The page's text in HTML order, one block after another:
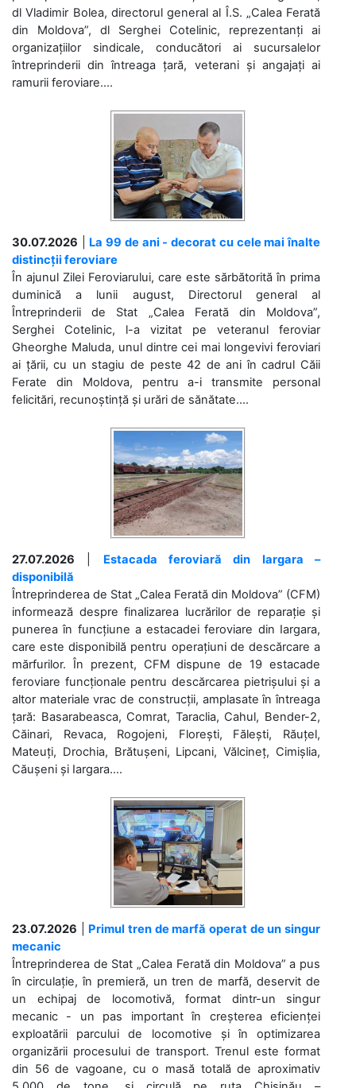
dl Vladimir Bolea, directorul general al Î.S. „Calea Ferată
din Moldova”, dl Serghei Cotelinic, reprezentanți ai
organizațiilor sindicale, conducători ai sucursalelor
întreprinderii din întreaga țară, veterani și angajați ai
ramurii feroviare....
30.07.2026
La 99 de ani - decorat cu cele mai înalte
distincții feroviare
În ajunul Zilei Feroviarului, care este sărbătorită în prima
duminică a lunii august, Directorul general al
Întreprinderii de Stat „Calea Ferată din Moldova”,
Serghei Cotelinic, l-a vizitat pe veteranul feroviar
Gheorghe Maluda, unul dintre cei mai longevivi feroviari
ai țării, cu un stagiu de peste 42 de ani în cadrul Căii
Ferate din Moldova, pentru a-i transmite personal
felicitări, recunoștință și urări de sănătate....
27.07.2026
Estacada feroviară din Iargara –
disponibilă
Întreprinderea de Stat „Calea Ferată din Moldova” (CFM)
informează despre finalizarea lucrărilor de reparație și
punerea în funcțiune a estacadei feroviare din Iargara,
care este disponibilă pentru operațiuni de descărcare a
mărfurilor. În prezent, CFM dispune de 19 estacade
feroviare funcționale pentru descărcarea pietrișului și a
altor materiale vrac de construcții, amplasate în întreaga
țară: Basarabeasca, Comrat, Taraclia, Cahul, Bender-2,
Căinari, Revaca, Rogojeni, Florești, Fălești, Răuțel,
Mateuți, Drochia, Brătușeni, Lipcani, Vălcineț, Cimișlia,
Căușeni și Iargara....
23.07.2026
Primul tren de marfă operat de un singur
mecanic
Întreprinderea de Stat „Calea Ferată din Moldova” a pus
în circulație, în premieră, un tren de marfă, deservit de
un echipaj de locomotivă, format dintr-un singur
mecanic - un pas important în creșterea eficienței
exploatării parcului de locomotive și în optimizarea
organizării procesului de transport. Trenul este format
din 56 de vagoane, cu o masă totală de aproximativ